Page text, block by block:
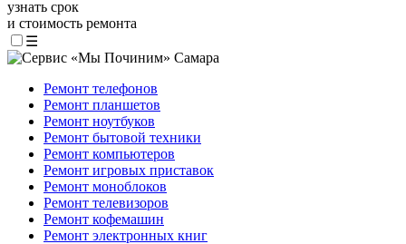
узнать срок
и стоимость ремонта
☰
Ремонт телефонов
Ремонт планшетов
Ремонт ноутбуков
Ремонт бытовой техники
Ремонт компьютеров
Ремонт игровых приставок
Ремонт моноблоков
Ремонт телевизоров
Ремонт кофемашин
Ремонт электронных книг